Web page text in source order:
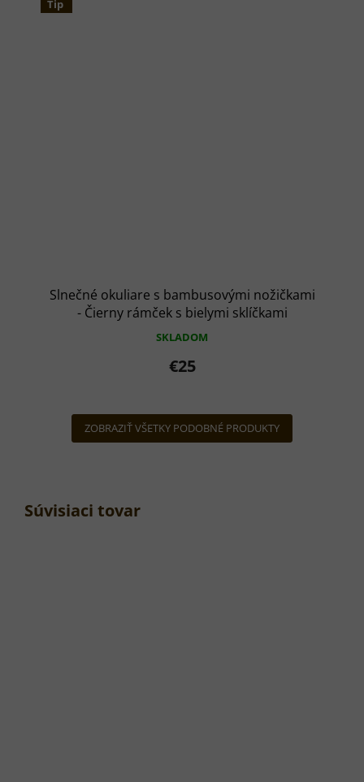
Súvisiaci tovar
Tip
Slnečné okuliare s bambusovými nožičkami
- Čierny rámček s bielymi sklíčkami
SKLADOM
€25
ZOBRAZIŤ VŠETKY PODOBNÉ PRODUKTY